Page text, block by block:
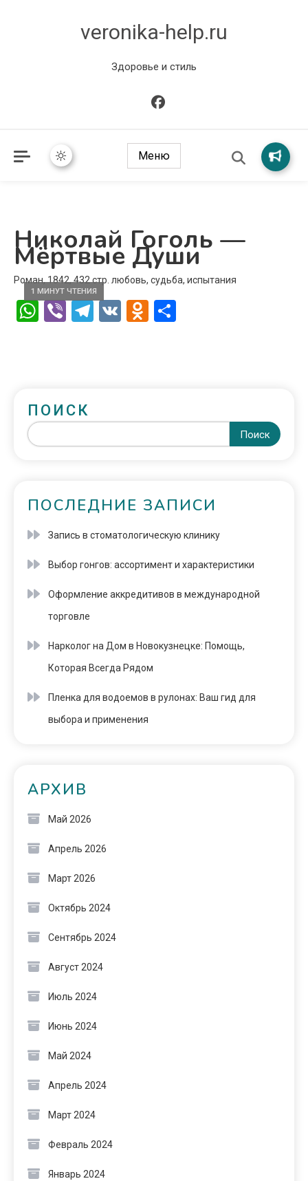
veronika-help.ru
Здоровье и стиль
Меню
Николай Гоголь —
Мёртвые Души
1 МИНУТ ЧТЕНИЯ
Роман, 1842, 432 стр. любовь, судьба, испытания
WhatsApp
ViberTelegram
VK Odnoklassniki
ПОИСК
Поиск
ПОСЛЕДНИЕ ЗАПИСИ
Запись в стоматологическую клинику
Выбор гонгов: ассортимент и характеристики
Оформление аккредитивов в международной
торговле
Нарколог на Дом в Новокузнецке: Помощь,
Которая Всегда Рядом
Пленка для водоемов в рулонах: Ваш гид для
выбора и применения
АРХИВ
Май 2026
Апрель 2026
Март 2026
Октябрь 2024
Сентябрь 2024
Август 2024
Июль 2024
Июнь 2024
Май 2024
Апрель 2024
Март 2024
Февраль 2024
Январь 2024